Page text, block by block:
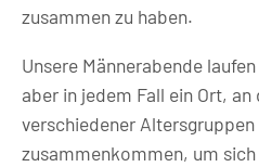
zusammen zu haben.
Unsere Männerabende
aber in jedem Fall ein Ort, an
verschiedener
zusammenkommen, um